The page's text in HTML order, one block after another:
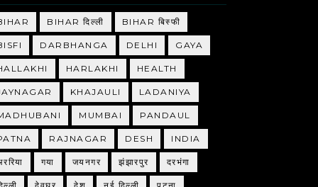
BIHAR दिल्ली BIHAR बिस्फी
DARBHANGA DELHI GAYA
HARLAKHI HEALTH
KHAJAULI LADANIYA
MUMBAI PANDAUL
RAJNAGAR DESH INDIA
गया जयनगर झंझारपुर दरभंगा